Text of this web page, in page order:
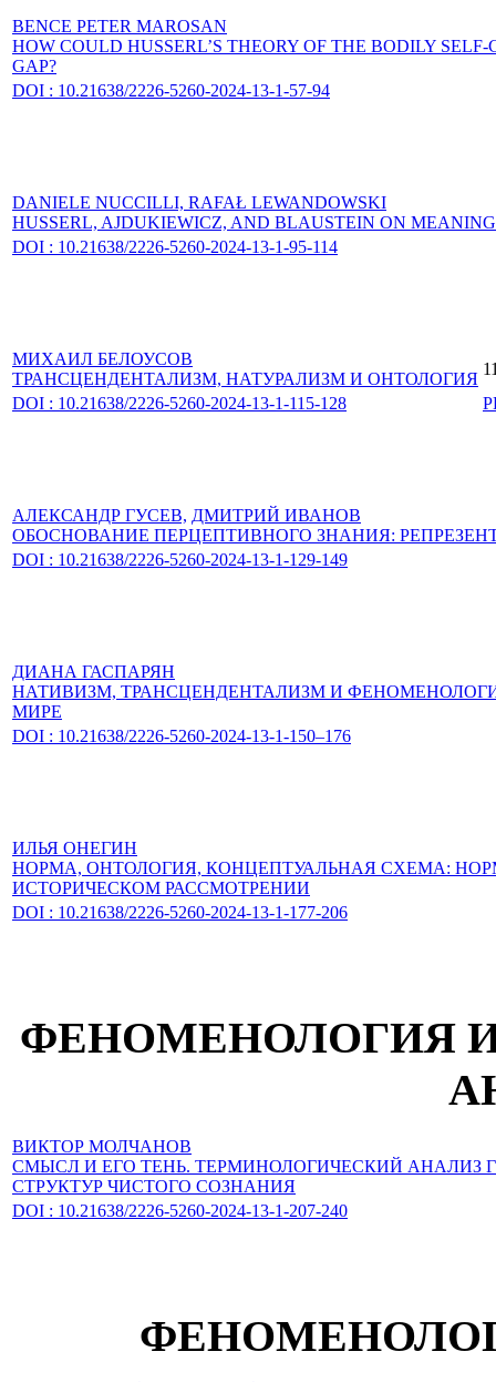
BENCE PETER MAROSAN
HOW COULD HUSSERL’S THEORY OF THE BODILY
GAP?
DOI : 10.21638/2226-5260-2024-13-1-57-94
DANIELE NUCCILLI, RAFAŁ LEWANDOWSKI
HUSSERL, AJDUKIEWICZ, AND BLAUSTEIN ON MEANING
DOI : 10.21638/2226-5260-2024-13-1-95-114
МИХАИЛ БЕЛОУСОВ
ТРАНСЦЕНДЕНТАЛИЗМ, НАТУРАЛИЗМ И ОНТОЛОГИЯ
DOI : 10.21638/2226-5260-2024-13-1-115-128
АЛЕКСАНДР ГУСЕВ, ДМИТРИЙ ИВАНОВ
ОБОСНОВАНИЕ ПЕРЦЕПТИВНОГО ЗНАНИЯ:
DOI : 10.21638/2226-5260-2024-13-1-129-149
ДИАНА ГАСПАРЯН
НАТИВИЗМ, ТРАНСЦЕНДЕНТАЛИЗМ И
МИРЕ
DOI : 10.21638/2226-5260-2024-13-1-150–176
ИЛЬЯ ОНЕГИН
НОРМА, ОНТОЛОГИЯ, КОНЦЕПТУАЛЬНАЯ СХЕМА:
ИСТОРИЧЕСКОМ РАССМОТРЕНИИ
DOI : 10.21638/2226-5260-2024-13-1-177-206
ФЕНОМЕНОЛОГИЯ
ВИКТОР МОЛЧАНОВ
СМЫСЛ И ЕГО ТЕНЬ. ТЕРМИНОЛОГИЧЕСКИЙ
СТРУКТУР ЧИСТОГО СОЗНАНИЯ
DOI : 10.21638/2226-5260-2024-13-1-207-240